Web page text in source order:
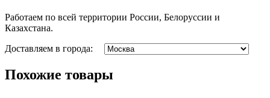
Работаем по всей территории России, Белоруссии и
Казахстана.
Доставляем в города:
Похожие товары